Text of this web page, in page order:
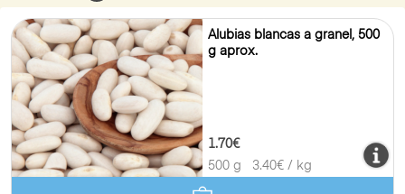
Alubias blancas a granel, 500
g aprox.
1.70€
500 g
3.40€ / kg